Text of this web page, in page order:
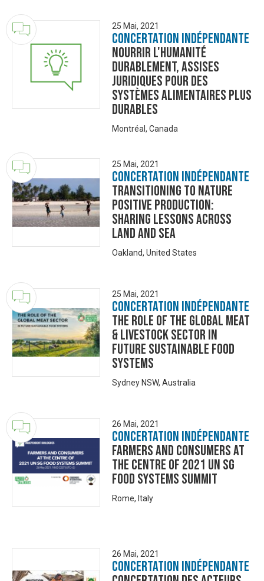
25 Mai, 2021
Concertation Indépendante
Nourrir l'humanité
durablement, Assises
juridiques pour des
systèmes alimentaires plus
durables
Montréal, Canada
25 Mai, 2021
Concertation Indépendante
Transitioning to Nature
Positive Production:
Sharing Lessons Across
Land and Sea
Oakland, United States
25 Mai, 2021
Concertation Indépendante
The Role of the Global Meat
& Livestock Sector in
Future Sustainable Food
Systems
Sydney NSW, Australia
26 Mai, 2021
Concertation Indépendante
Farmers and Consumers at
the centre of 2021 UN SG
Food Systems Summit
Rome, Italy
26 Mai, 2021
Concertation Indépendante